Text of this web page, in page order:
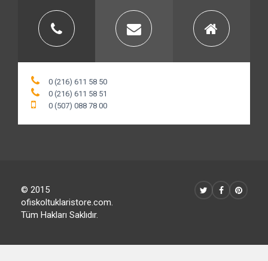
0 (216) 611 58 50
0 (216) 611 58 51
0 (507) 088 78 00
© 2015
ofiskoltuklaristore.com.
Tüm Hakları Saklıdır.